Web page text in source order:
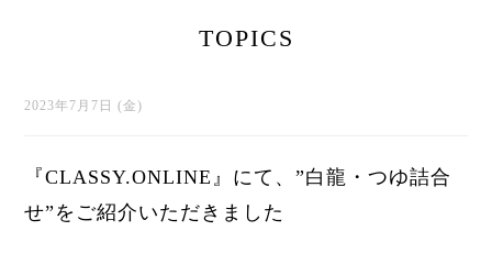
TOPICS
2023年7月7日 (金)
『CLASSY.ONLINE』にて、”白龍・つゆ詰合
せ”をご紹介いただきました